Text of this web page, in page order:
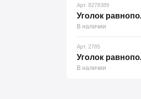
Арт. 8278389
Уголок
В наличии
Арт. 2785
Уголок
В наличии